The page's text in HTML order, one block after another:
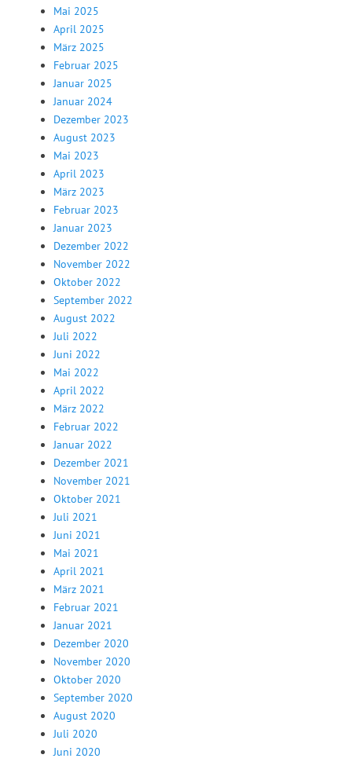
Mai 2025
April 2025
März 2025
Februar 2025
Januar 2025
Januar 2024
Dezember 2023
August 2023
Mai 2023
April 2023
März 2023
Februar 2023
Januar 2023
Dezember 2022
November 2022
Oktober 2022
September 2022
August 2022
Juli 2022
Juni 2022
Mai 2022
April 2022
März 2022
Februar 2022
Januar 2022
Dezember 2021
November 2021
Oktober 2021
Juli 2021
Juni 2021
Mai 2021
April 2021
März 2021
Februar 2021
Januar 2021
Dezember 2020
November 2020
Oktober 2020
September 2020
August 2020
Juli 2020
Juni 2020